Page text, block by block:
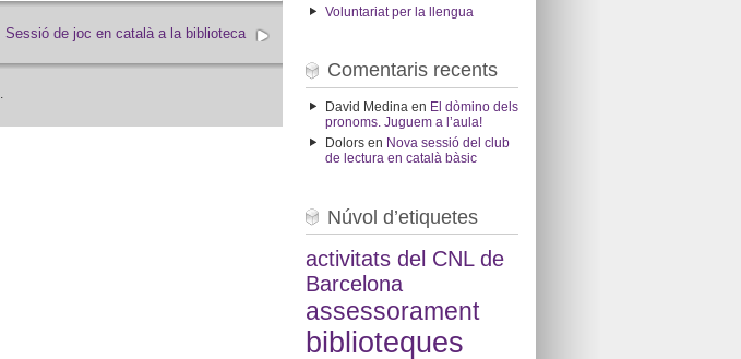
Sessió de joc en català a la biblioteca
.
Voluntariat per la llengua
Comentaris recents
David Medinaen El dòmino dels
pronoms. Juguem a l’aula!
Dolorsen Nova sessió del club
de lectura en català bàsic
Núvol d’etiquetes
activitats del CNL de
Barcelona
assessorament
biblioteques